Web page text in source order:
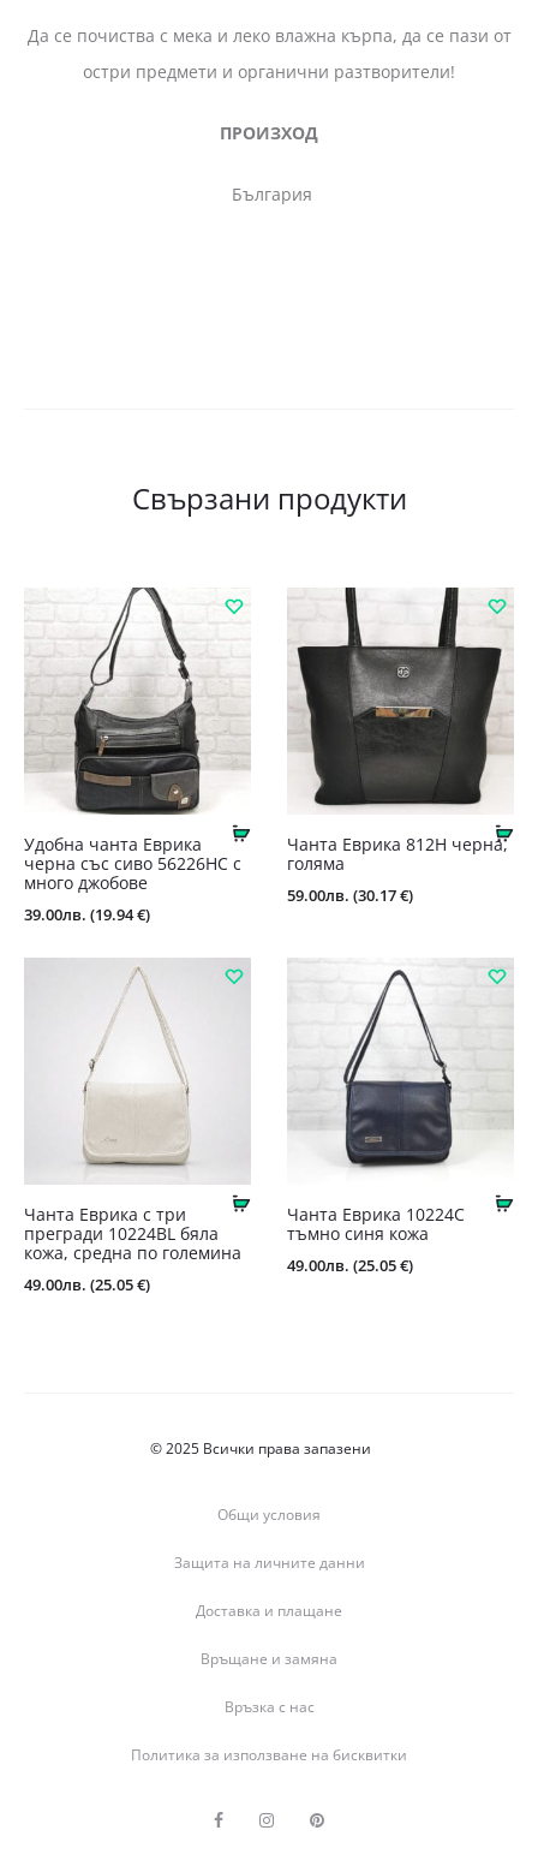
Да се почиства с мека и леко влажна кърпа, да се пази от
остри предмети и органични разтворители!
ПРОИЗХОД
България
Свързани продукти
Купи
Удобна чанта Еврика
черна със сиво 56226НС с
много джобове
39.00лв. (19.94 €)
Чанта Еврика 812Н черна,
голяма
59.00лв. (30.17 €)
Купи
Чанта Еврика с три
прегради 10224BL бяла
кожа, средна по големина
49.00лв. (25.05 €)
Чанта Еврика 10224С
тъмно синя кожа
49.00лв. (25.05 €)
© 2025 Всички права запазени
Общи условия
Защита на личните данни
Доставка и плащане
Връщане и замяна
Връзка с нас
Политика за използване на бисквитки